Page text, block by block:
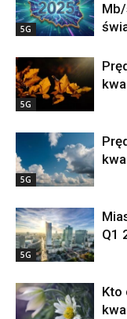
5G
5G
5G
5G
Q1
Kto